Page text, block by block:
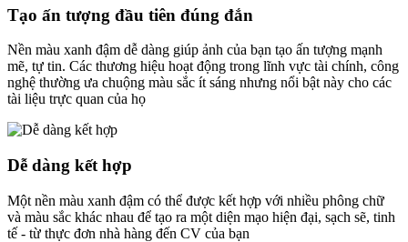
Tạo ấn tượng đầu tiên đúng đắn
Nền màu xanh đậm dễ dàng giúp ảnh của bạn tạo ấn tượng mạnh
mẽ, tự tin. Các thương hiệu hoạt động trong lĩnh vực tài chính, công
nghệ thường ưa chuộng màu sắc ít sáng nhưng nổi bật này cho các
tài liệu trực quan của họ
Dễ dàng kết hợp
Một nền màu xanh đậm có thể được kết hợp với nhiều phông chữ
và màu sắc khác nhau để tạo ra một diện mạo hiện đại, sạch sẽ, tinh
tế - từ thực đơn nhà hàng đến CV của bạn